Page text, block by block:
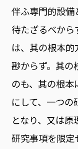
伴ふ専門的設備
待たざるべか
は、其の根本
尠からず。其の
のも、其の根
にして、一つ
となり、又は
研究事項を限